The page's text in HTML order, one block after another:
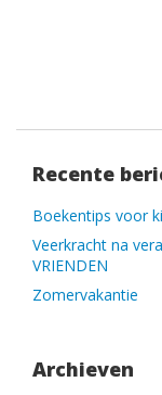
Recente
Boekentips voor
Veerkracht na
VRIENDEN
Zomervakantie
Archieven